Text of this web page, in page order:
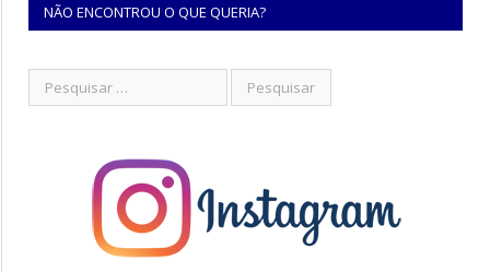
NÃO ENCONTROU O QUE QUERIA?